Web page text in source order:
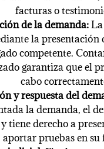
facturas o
de la demanda:La
la presentación
competente.
garantiza que el
cabo
y respuesta del
la demanda, el
tiene derecho a
aportar pruebas en su